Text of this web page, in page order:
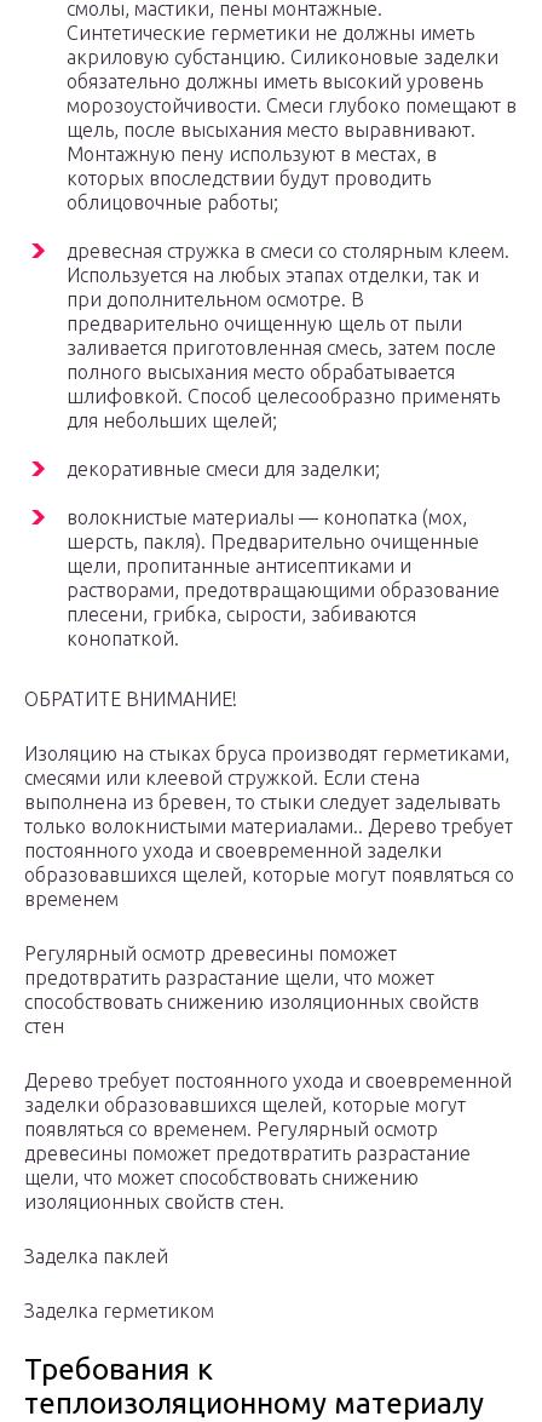
смолы, мастики, пены монтажные.
Синтетические герметики не должны иметь
акриловую субстанцию. Силиконовые заделки
обязательно должны иметь высокий уровень
морозоустойчивости. Смеси глубоко помещают в
щель, после высыхания место выравнивают.
Монтажную пену используют в местах, в
которых впоследствии будут проводить
облицовочные работы;
древесная стружка в смеси со столярным клеем.
Используется на любых этапах отделки, так и
при дополнительном осмотре. В
предварительно очищенную щель от пыли
заливается приготовленная смесь, затем после
полного высыхания место обрабатывается
шлифовкой. Способ целесообразно применять
для небольших щелей;
декоративные смеси для заделки;
волокнистые материалы — конопатка (мох,
шерсть, пакля). Предварительно очищенные
щели, пропитанные антисептиками и
растворами, предотвращающими образование
плесени, грибка, сырости, забиваются
конопаткой.
ОБРАТИТЕ ВНИМАНИЕ!
Изоляцию на стыках бруса производят герметиками,
смесями или клеевой стружкой. Если стена
выполнена из бревен, то стыки следует заделывать
только волокнистыми материалами.. Дерево требует
постоянного ухода и своевременной заделки
образовавшихся щелей, которые могут появляться со
временем
Регулярный осмотр древесины поможет
предотвратить разрастание щели, что может
способствовать снижению изоляционных свойств
стен
Дерево требует постоянного ухода и своевременной
заделки образовавшихся щелей, которые могут
появляться со временем. Регулярный осмотр
древесины поможет предотвратить разрастание
щели, что может способствовать снижению
изоляционных свойств стен.
Заделка паклей
Заделка герметиком
Требования к
теплоизоляционному материалу